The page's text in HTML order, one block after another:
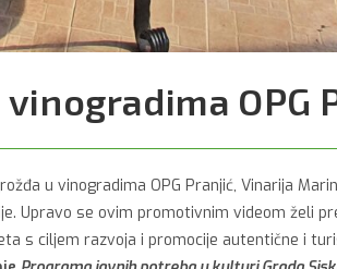
OPG
u vinogradima OPG Pranjić, Vinarija
Upravo se ovim promotivnim videom želi
s ciljem razvoja i promocije autentične i